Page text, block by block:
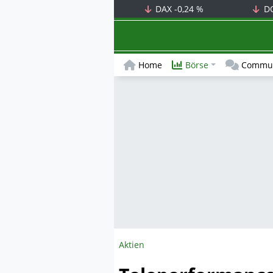
DAX-0,24 %
Home Börse
Aktien